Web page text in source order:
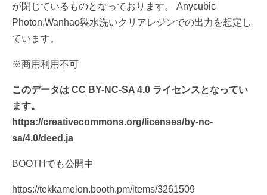
が閉じているものとなっております。 Anycubic
Photon,Wanhao製水洗いクリアレジンでの出力を想定し
ています。
※商用利用不可
このデータは CC BY-NC-SA 4.0 ライセンスとなってい
ます。
https://creativecommons.org/licenses/by-nc-
sa/4.0/deed.ja
BOOTHでも公開中
https://tekkamelon.booth.pm/items/3261509